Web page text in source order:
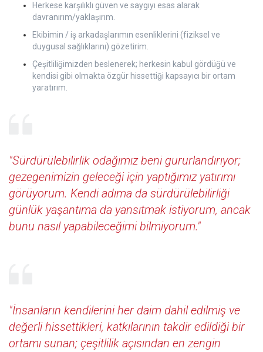
Herkese karşılıklı güven ve saygıyı esas alarak
davranırım/yaklaşırım.
Ekibimin / iş arkadaşlarımın esenliklerini (fiziksel ve
duygusal sağlıklarını) gözetirim.
Çeşitliliğimizden beslenerek; herkesin kabul gördüğü ve
kendisi gibi olmakta özgür hissettiği kapsayıcı bir ortam
yaratırım.
"Sürdürülebilirlik odağımız beni gururlandırıyor;
gezegenimizin geleceği için yaptığımız yatırımı
görüyorum. Kendi adıma da sürdürülebilirliği
günlük yaşantıma da yansıtmak istiyorum, ancak
bunu nasıl yapabileceğimi bilmiyorum."
"İnsanların kendilerini her daim dahil edilmiş ve
değerli hissettikleri, katkılarının takdir edildiği bir
ortamı sunan; çeşitlilik açısından en zengin